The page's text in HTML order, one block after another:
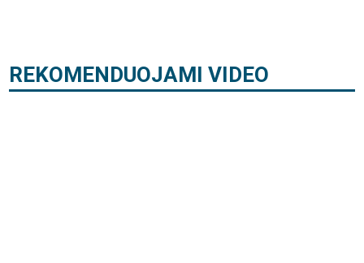
REKOMENDUOJAMI VIDEO